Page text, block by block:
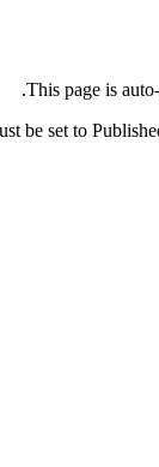
This page is
be set to